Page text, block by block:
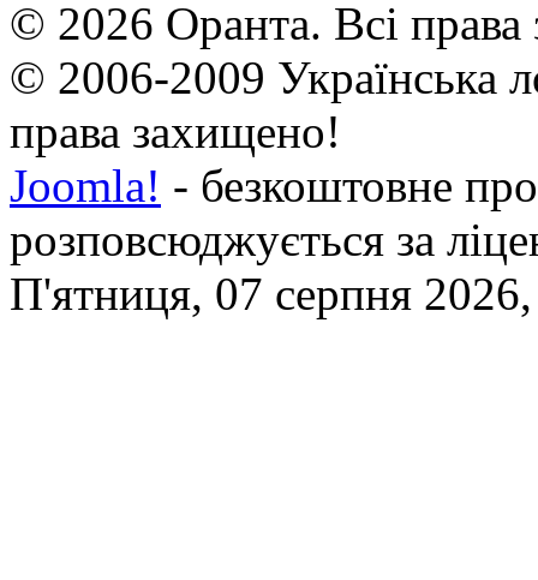
© 2026 Оранта. Всі
© 2006-2009 Українська
права захищено!
Joomla! - безкоштовне
розповсюджується за
П'ятниця, 07 серпня